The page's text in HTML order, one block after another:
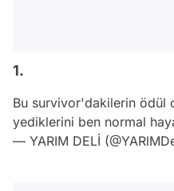
1.
Bu survivor'dakilerin ödül
yediklerini ben normal
— YARIM DELİ